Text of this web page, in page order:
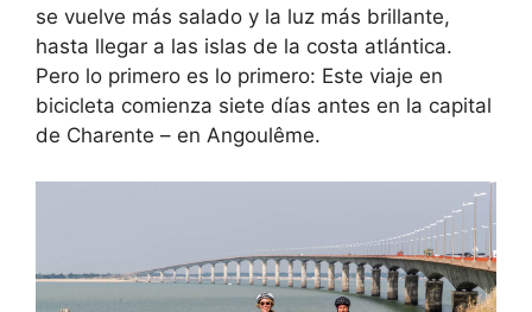
se vuelve más salado y la luz más brillante,
hasta llegar a las islas de la costa atlántica.
Pero lo primero es lo primero: Este viaje en
bicicleta comienza siete días antes en la capital
de Charente – en Angoulême.